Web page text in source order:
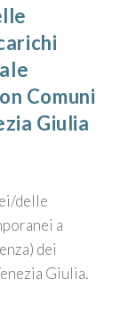
Comuni
Giulia
delle
a
dei
Giulia.